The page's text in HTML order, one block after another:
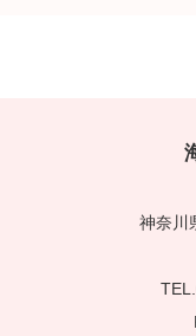
神奈川